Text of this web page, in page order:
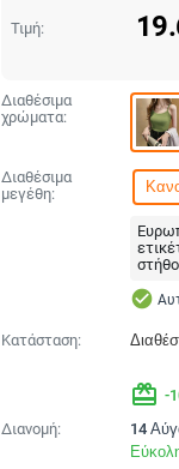
Τιμή:
Διαθέσιμα
χρώματα:
Διαθέσιμα
μεγέθη:
check_circle
Κατάσταση:
redeem -
Διανομή:
14